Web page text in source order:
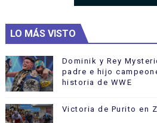
LO MÁS VISTO
Dominik y Rey
padre e hijo
historia de WWE
Victoria de Purito en